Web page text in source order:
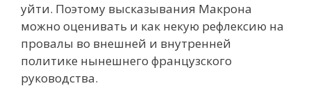
уйти. Поэтому высказывания Макрона
можно оценивать и как некую рефлексию на
провалы во внешней и внутренней
политике нынешнего французского
руководства.